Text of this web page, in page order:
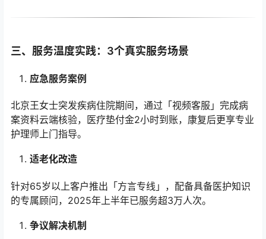
三、服务温度实践：3个真实服务场景
应急服务案例
北京王女士突发疾病住院期间，通过「视频客服」完成病
案资料云端核验，医疗垫付金2小时到账，康复后更享专业
护理师上门指导。
适老化改造
针对65岁以上客户推出「方言专线」，配备具备医护知识
的专属顾问，2025年上半年已服务超3万人次。
争议解决机制